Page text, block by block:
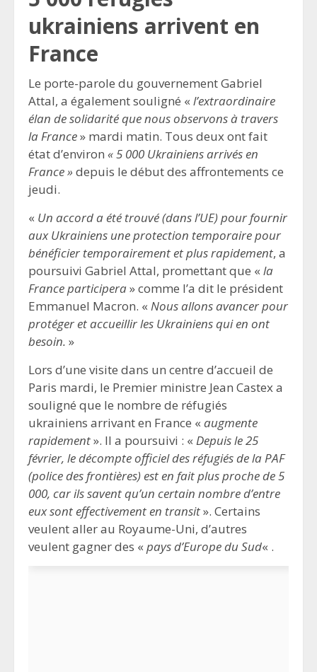
ukrainiens arrivent en
France
Le porte-parole du gouvernement Gabriel
Attal, a également souligné « l’extraordinaire
élan de solidarité que nous observons à travers
la France» mardi matin. Tous deux ont fait
état d’environ « 5 000 Ukrainiens arrivés en
France » depuis le début des affrontements ce
jeudi.
« Un accord a été trouvé (dans l’UE) pour fournir
aux Ukrainiens une protection temporaire pour
bénéficier temporairement et plus rapidement, a
poursuivi Gabriel Attal, promettant que « la
France participera» comme l’a dit le président
Emmanuel Macron. « Nous allons avancer pour
protéger et accueillir les Ukrainiens qui en ont
besoin. »
Lors d’une visite dans un centre d’accueil de
Paris mardi, le Premier ministre Jean Castex a
souligné que le nombre de réfugiés
ukrainiens arrivant en France « augmente
rapidement». Il a poursuivi : « Depuis le 25
février, le décompte officiel des réfugiés de la PAF
(police des frontières) est en fait plus proche de 5
000, car ils savent qu’un certain nombre d’entre
eux sont effectivement en transit». Certains
veulent aller au Royaume-Uni, d’autres
veulent gagner des « pays d’Europe du Sud« .